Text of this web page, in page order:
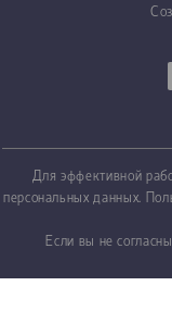
Для эффективной
персональных данных.
Если вы не